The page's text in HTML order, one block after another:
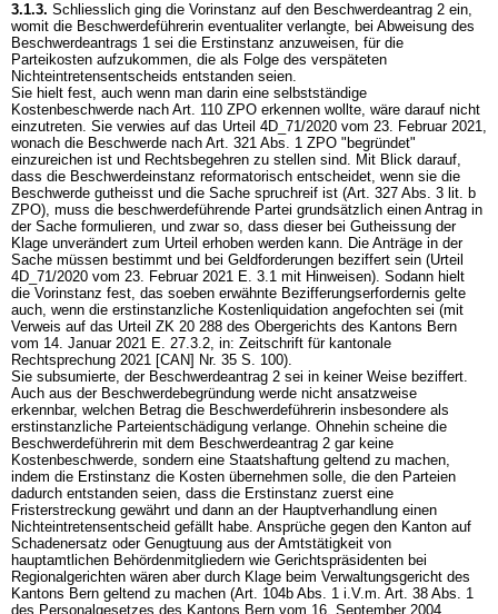
3.1.3. Schliesslich ging die Vorinstanz auf den Beschwerdeantrag 2 ein,
womit die Beschwerdeführerin eventualiter verlangte, bei Abweisung des
Beschwerdeantrags 1 sei die Erstinstanz anzuweisen, für die
Parteikosten aufzukommen, die als Folge des verspäteten
Nichteintretensentscheids entstanden seien.
Sie hielt fest, auch wenn man darin eine selbstständige
Kostenbeschwerde nach Art. 110 ZPO erkennen wollte, wäre darauf nicht
einzutreten. Sie verwies auf das Urteil 4D_71/2020 vom 23. Februar 2021,
wonach die Beschwerde nach Art. 321 Abs. 1 ZPO "begründet"
einzureichen ist und Rechtsbegehren zu stellen sind. Mit Blick darauf,
dass die Beschwerdeinstanz reformatorisch entscheidet, wenn sie die
Beschwerde gutheisst und die Sache spruchreif ist (Art. 327 Abs. 3 lit. b
ZPO), muss die beschwerdeführende Partei grundsätzlich einen Antrag in
der Sache formulieren, und zwar so, dass dieser bei Gutheissung der
Klage unverändert zum Urteil erhoben werden kann. Die Anträge in der
Sache müssen bestimmt und bei Geldforderungen beziffert sein (Urteil
4D_71/2020 vom 23. Februar 2021 E. 3.1 mit Hinweisen). Sodann hielt
die Vorinstanz fest, das soeben erwähnte Bezifferungserfordernis gelte
auch, wenn die erstinstanzliche Kostenliquidation angefochten sei (mit
Verweis auf das Urteil ZK 20 288 des Obergerichts des Kantons Bern
vom 14. Januar 2021 E. 27.3.2, in: Zeitschrift für kantonale
Rechtsprechung 2021 [CAN] Nr. 35 S. 100).
Sie subsumierte, der Beschwerdeantrag 2 sei in keiner Weise beziffert.
Auch aus der Beschwerdebegründung werde nicht ansatzweise
erkennbar, welchen Betrag die Beschwerdeführerin insbesondere als
erstinstanzliche Parteientschädigung verlange. Ohnehin scheine die
Beschwerdeführerin mit dem Beschwerdeantrag 2 gar keine
Kostenbeschwerde, sondern eine Staatshaftung geltend zu machen,
indem die Erstinstanz die Kosten übernehmen solle, die den Parteien
dadurch entstanden seien, dass die Erstinstanz zuerst eine
Fristerstreckung gewährt und dann an der Hauptverhandlung einen
Nichteintretensentscheid gefällt habe. Ansprüche gegen den Kanton auf
Schadenersatz oder Genugtuung aus der Amtstätigkeit von
hauptamtlichen Behördenmitgliedern wie Gerichtspräsidenten bei
Regionalgerichten wären aber durch Klage beim Verwaltungsgericht des
Kantons Bern geltend zu machen (Art. 104b Abs. 1 i.V.m. Art. 38 Abs. 1
des Personalgesetzes des Kantons Bern vom 16. September 2004